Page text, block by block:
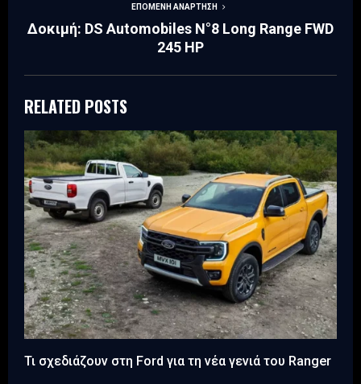
ΕΠΌΜΕΝΗ ΑΝΆΡΤΗΣΗ
Δοκιμή: DS Automobiles N°8 Long Range FWD
245 HP
RELATED POSTS
Τι σχεδιάζουν στη Ford για τη νέα γενιά του Ranger